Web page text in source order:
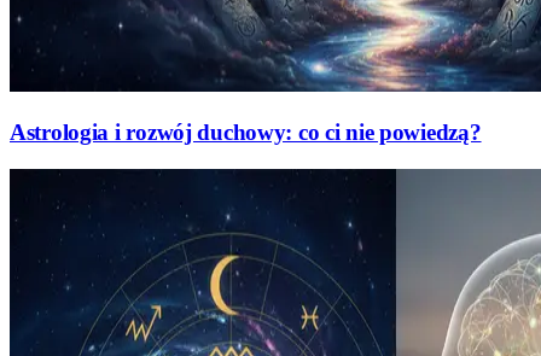
Astrologia i rozwój duchowy: co ci nie powiedzą?